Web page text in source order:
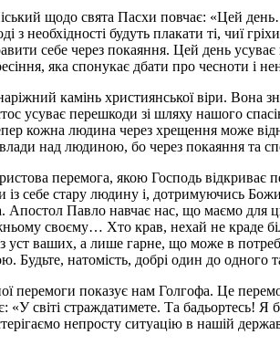
щодо свята Пасхи повчає: «Цей
з необхідності будуть плакати ті, чиї
себе через покаяння. Цей день
яка спонукає дбати про чесноти і
камінь християнської віри. Вона
усуває перешкоди зі шляху нашого
кожна людина через хрещення може
над людиною, бо через покаяння та
перемога, якою Господь відкриває
із себе стару людину і, дотримуючись
Апостол Павло навчає нас, що маємо для
своєму… Хто крав, нехай не краде
уст ваших, а лише гарне, що може в
Будьте, натомість, добрі один до
перемоги показує нам Голгофа. Це
«У світі страждатимете. Та бадьортесь!
непросту ситуацію в нашій